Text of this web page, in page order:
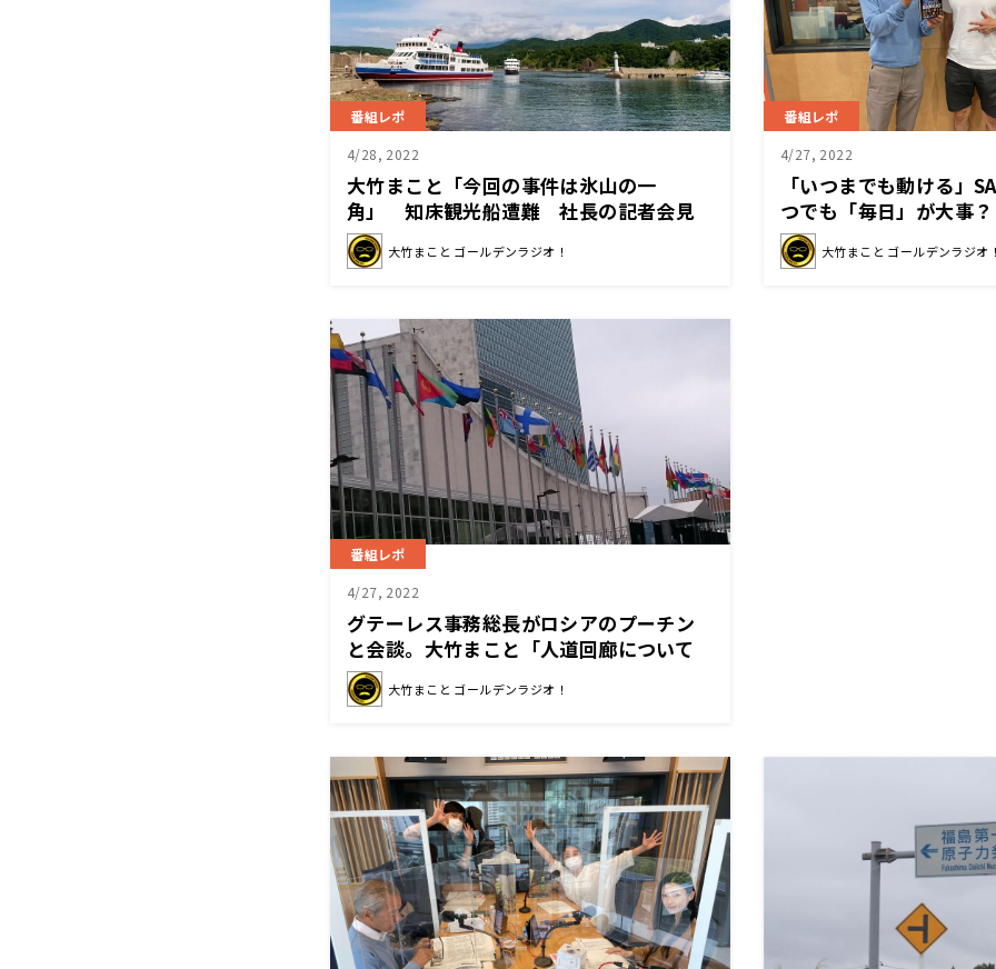
番組レポ
4/28, 2022
大竹まこと「今回の事件は氷山の一
角」 知床観光船遭難 社長の記者会見
を受けて…
大竹まこと ゴールデンラジオ！
番組レポ
4/27, 2022
「いつまでも動ける」
つでも「毎日」が大事？
大竹まこと ゴールデンラジオ
番組レポ
4/27, 2022
グテーレス事務総長がロシアのプーチン
と会談。大竹まこと「人道回廊について
は、国連に期待したい」
大竹まこと ゴールデンラジオ！